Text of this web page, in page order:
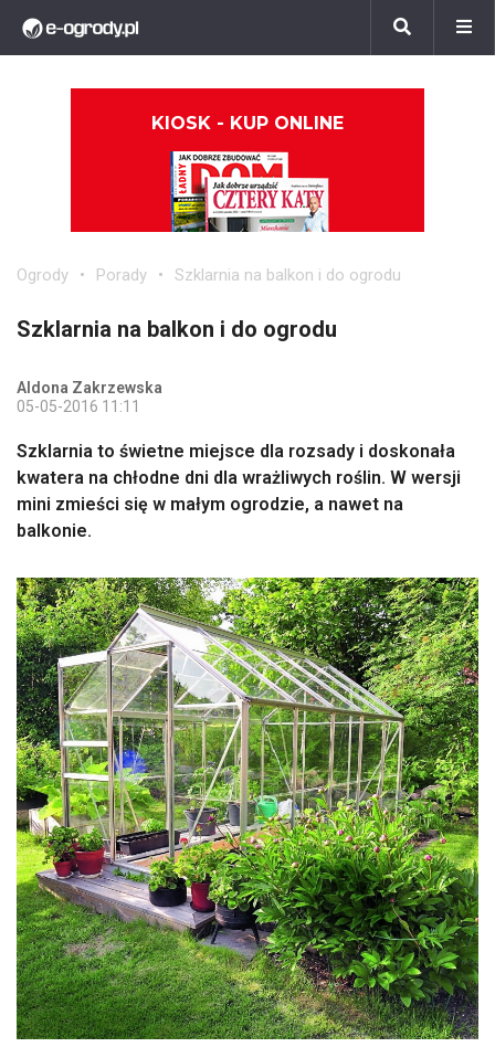
KIOSK - KUP ONLINE
Ogrody Porady Szklarnia na balkon i do ogrodu
Szklarnia na balkon i do ogrodu
Aldona Zakrzewska
05-05-2016 11:11
Szklarnia to świetne miejsce dla rozsady i doskonała
kwatera na chłodne dni dla wrażliwych roślin. W wersji
mini zmieści się w małym ogrodzie, a nawet na
balkonie.